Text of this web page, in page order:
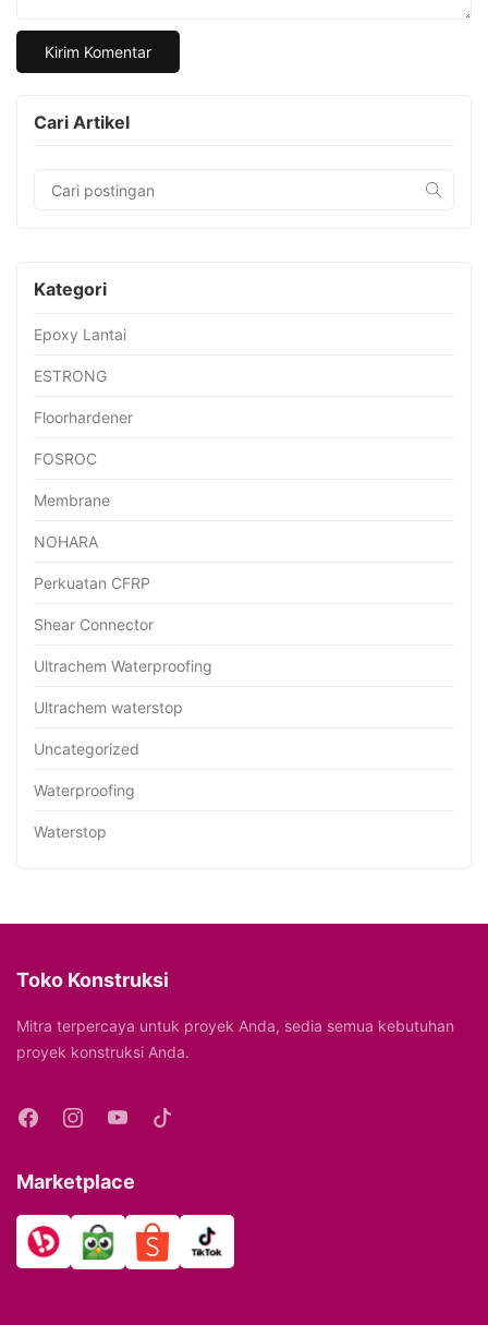
Cari Artikel
Kategori
Epoxy Lantai
ESTRONG
Floorhardener
FOSROC
Membrane
NOHARA
Perkuatan CFRP
Shear Connector
Ultrachem Waterproofing
Ultrachem waterstop
Uncategorized
Waterproofing
Waterstop
Toko Konstruksi
Mitra terpercaya untuk proyek Anda, sedia semua kebutuhan
proyek konstruksi Anda.
Marketplace